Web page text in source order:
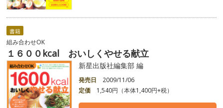
書籍
組み合わせOK
１６００kcal おいしくやせる献立
新星出版社編集部 編
発売日
2009/11/06
定価
1,540円（本体1,400円+税）